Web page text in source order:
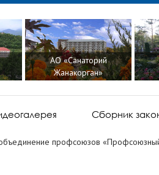
АО «Санаторий
Жанакорган»
Сборник
профсоюзов «Профсоюзный